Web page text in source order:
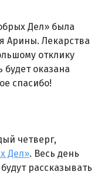
Дел» была
Арины. Лекарства
отклику
оказана
спасибо!
четверг,
Дел». Весь день
рассказывать